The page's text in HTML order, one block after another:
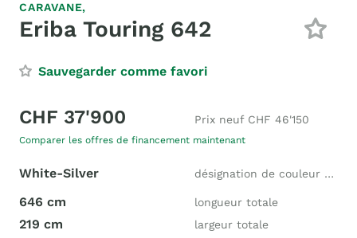
CARAVANE,
Eriba Touring 642
Sauvegarder comme favori
CHF 37'900 Prix neuf CHF 46'150
Comparer les offres de financement maintenant
White-Silver désignation de couleur du fabricant
646 cm longueur totale
219 cm largeur totale